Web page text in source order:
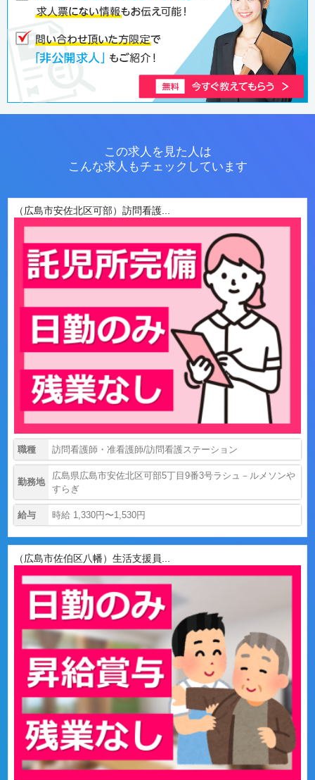
この求人を見た人は
こんな求人もチェックしています
（広島市安佐北区可部）訪問看護...
職種 訪問看護師・准看護師/訪問看護ステーション
勤務地
広島県広島市安佐北区可部5丁目9番3号ラシュ－ルメソンや
すらぎ
給与 時給 1,330円〜1,530円
（広島市佐伯区八幡）生活支援員...